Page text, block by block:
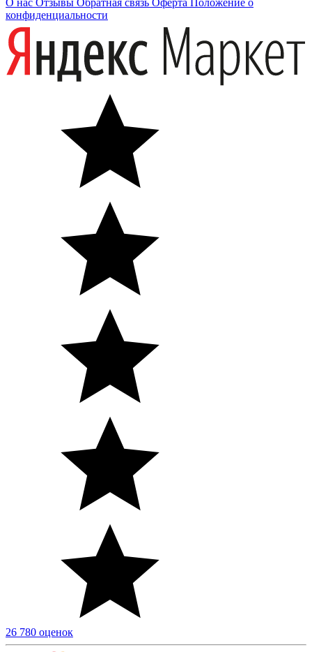
конфиденциальности
26 780 оценок